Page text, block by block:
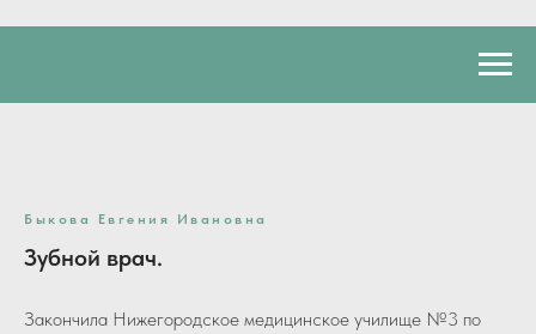
Быкова Евгения Ивановна
Зубной врач.
Закончила Нижегородское медицинское училище №3 по